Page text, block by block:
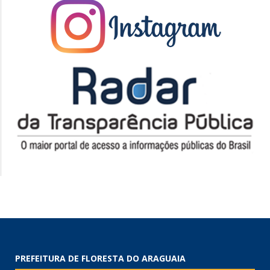
PREFEITURA DE FLORESTA DO ARAGUAIA